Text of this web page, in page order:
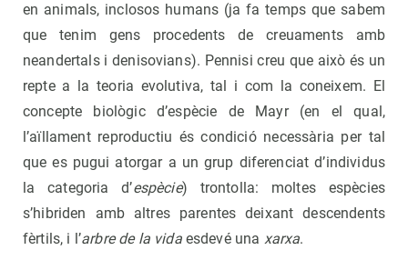
en animals, inclosos humans (ja fa temps que sabem
que tenim gens procedents de creuaments amb
neandertals i denisovians). Pennisi creu que això és un
repte a la teoria evolutiva, tal i com la coneixem. El
concepte biològic d’espècie de Mayr (en el qual,
l’aïllament reproductiu és condició necessària per tal
que es pugui atorgar a un grup diferenciat d’individus
la categoria d’espècie) trontolla: moltes espècies
s’hibriden amb altres parentes deixant descendents
fèrtils, i l’arbre de la vidaesdevé una xarxa.